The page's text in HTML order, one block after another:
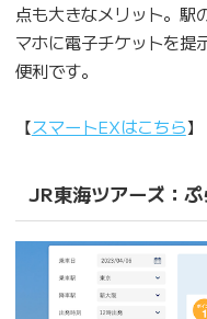
点も大きなメリット。駅
マホに電子チケットを提
便利です。
【スマートEXはこちら】
JR東海ツアーズ：